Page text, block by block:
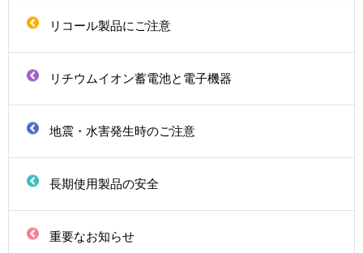
リコール製品にご注意
リチウムイオン蓄電池と電子機器
地震・水害発生時のご注意
長期使用製品の安全
重要なお知らせ